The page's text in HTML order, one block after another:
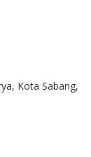
Kota Sabang,